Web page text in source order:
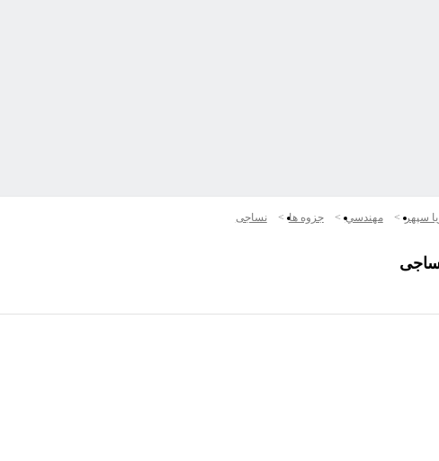
سپهر مهندسي جزوه ها نساجی